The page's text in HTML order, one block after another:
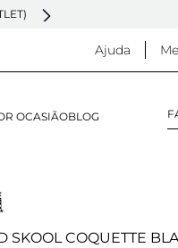
Ajuda
OCASIÃOBLOG
SKOOL COQUETTE